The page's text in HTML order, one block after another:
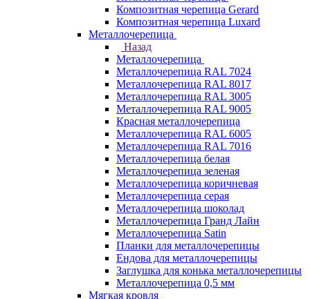
Композитная черепица Gerard
Композитная черепица Luxard
Металлочерепица
Назад
Металлочерепица
Металлочерепица RAL 7024
Металлочерепица RAL 8017
Металлочерепица RAL 3005
Металлочерепица RAL 9005
Красная металлочерепица
Металлочерепица RAL 6005
Металлочерепица RAL 7016
Металлочерепица белая
Металлочерепица зеленая
Металлочерепица коричневая
Металлочерепица серая
Металлочерепица шоколад
Металлочерепица Гранд Лайн
Металлочерепица Satin
Планки для металлочерепицы
Ендова для металлочерепицы
Заглушка для конька металлочерепицы
Металлочерепица 0,5 мм
Мягкая кровля